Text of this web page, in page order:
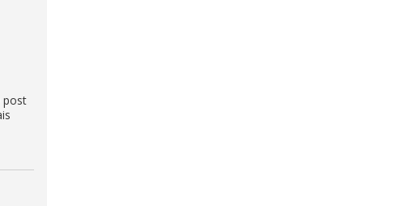
post